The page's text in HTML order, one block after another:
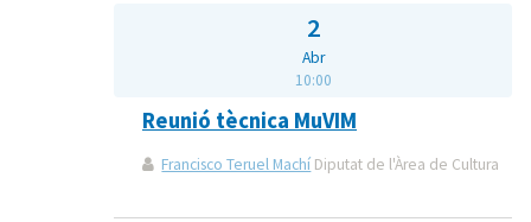
2
Abr
10:00
Reunió tècnica MuVIM
Francisco Teruel Machí Diputat de l'Àrea de Cultura